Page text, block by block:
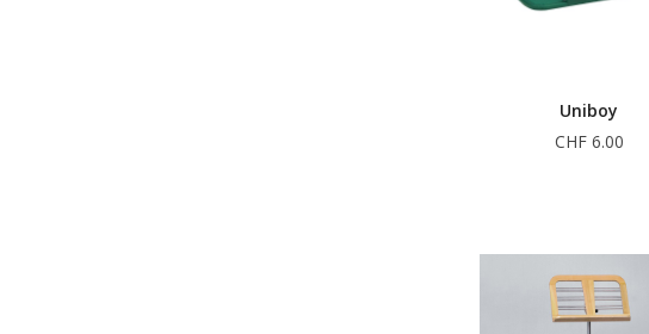
Uniboy
CHF 6.00